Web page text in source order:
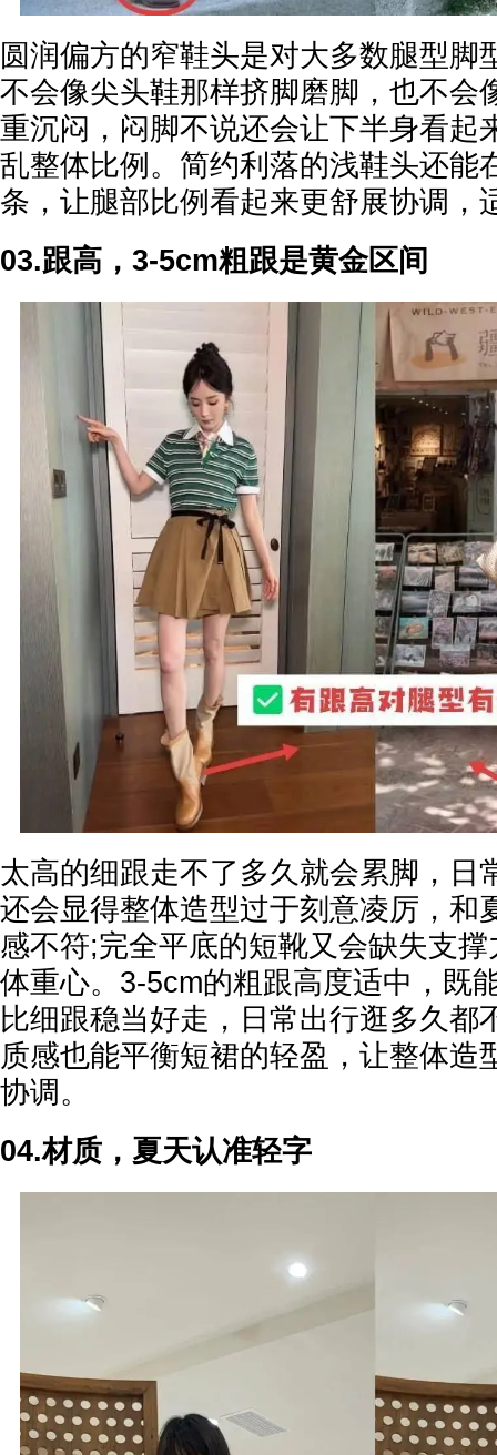
圆润偏方的窄鞋头是对大多数腿型脚
不会像尖头鞋那样挤脚磨脚，也不会
重沉闷，闷脚不说还会让下半身看起
乱整体比例。简约利落的浅鞋头还能
条，让腿部比例看起来更舒展协调，
03.跟高，3-5cm粗跟是黄金区间
太高的细跟走不了多久就会累脚，日
还会显得整体造型过于刻意凌厉，和
感不符;完全平底的短靴又会缺失支
体重心。3-5cm的粗跟高度适中，既
比细跟稳当好走，日常出行逛多久都
质感也能平衡短裙的轻盈，让整体造
协调。
04.材质，夏天认准轻字